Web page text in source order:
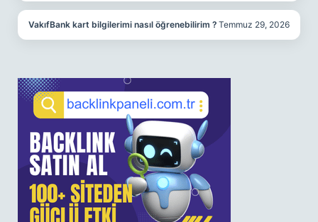
VakıfBank kart bilgilerimi nasıl öğrenebilirim ? Temmuz 29, 2026